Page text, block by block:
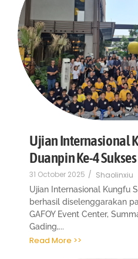
Ujian Internasional
Duanpin Ke-4
31 October 2025 / Shaolinxiu
Ujian Internasional Kungfu
berhasil diselenggarakan
GAFOY Event Center,
Gading,...
Read More >>